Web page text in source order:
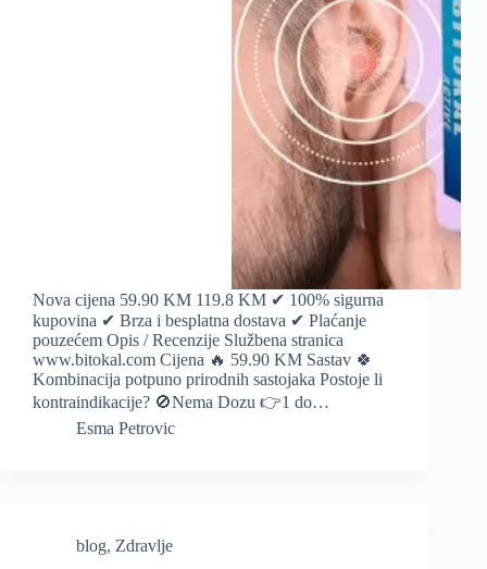
Nova cijena 59.90 KM 119.8 KM ✔ 100% sigurna
kupovina ✔ Brza i besplatna dostava ✔ Plaćanje
pouzećem Opis / Recenzije Službena stranica
www.bitokal.com Cijena 🔥 59.90 KM Sastav 🍀
Kombinacija potpuno prirodnih sastojaka Postoje li
kontraindikacije? 🚫Nema Dozu 👉1 do…
Esma Petrovic
blog, Zdravlje